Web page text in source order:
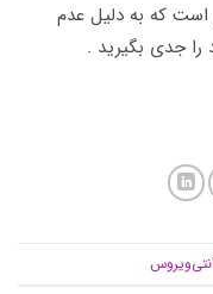
است که به دلیل عدم
جدی بگیرید .